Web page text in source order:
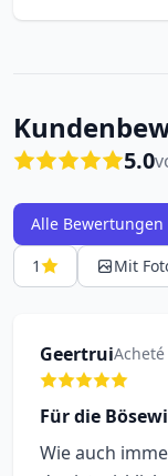
5.0
Alle Bewertungen
1
Mit
Geertrui
Für die
Wie auch